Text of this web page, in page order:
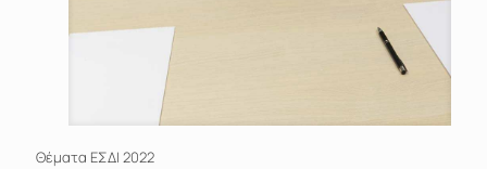
Θέματα EΣΔΙ 2022